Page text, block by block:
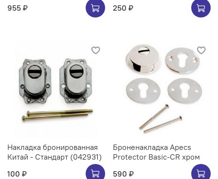
955 ₽
250 ₽
Накладка бронированная
Китай - Стандарт (042931)
100 ₽
Броненакладка Apecs
Protector Basic-CR хром
590 ₽